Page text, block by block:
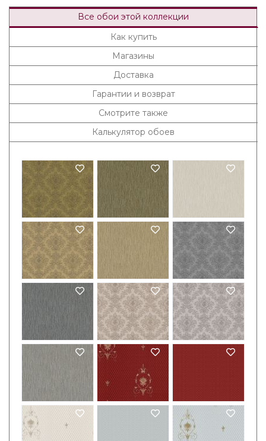
Все обои этой коллекции
Как купить
Магазины
Доставка
Гарантии и возврат
Смотрите также
Калькулятор обоев